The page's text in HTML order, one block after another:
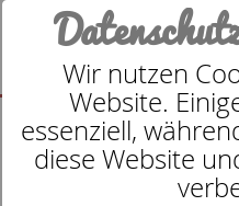
Wir nutzen
Website.
essenziell,
diese Website